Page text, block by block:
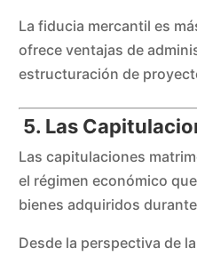
La fiducia mercantil es
ofrece ventajas de
estructuración de
5. Las
Las capitulaciones
el régimen económico
bienes adquiridos
Desde la perspectiva de